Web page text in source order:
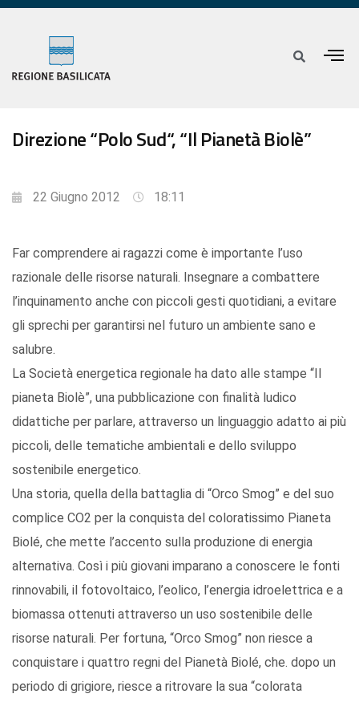
Direzione “Polo Sud“, “Il Pianetà Biolè”
22 Giugno 2012 18:11
Far comprendere ai ragazzi come è importante l’uso
razionale delle risorse naturali. Insegnare a combattere
l’inquinamento anche con piccoli gesti quotidiani, a evitare
gli sprechi per garantirsi nel futuro un ambiente sano e
salubre.
La Società energetica regionale ha dato alle stampe “Il
pianeta Biolè”, una pubblicazione con finalità ludico
didattiche per parlare, attraverso un linguaggio adatto ai più
piccoli, delle tematiche ambientali e dello sviluppo
sostenibile energetico.
Una storia, quella della battaglia di “Orco Smog” e del suo
complice CO2 per la conquista del coloratissimo Pianeta
Biolé, che mette l’accento sulla produzione di energia
alternativa. Così i più giovani imparano a conoscere le fonti
rinnovabili, il fotovoltaico, l’eolico, l’energia idroelettrica e a
biomassa ottenuti attraverso un uso sostenibile delle
risorse naturali. Per fortuna, “Orco Smog” non riesce a
conquistare i quattro regni del Pianetà Biolé, che. dopo un
periodo di grigiore, riesce a ritrovare la sua “colorata